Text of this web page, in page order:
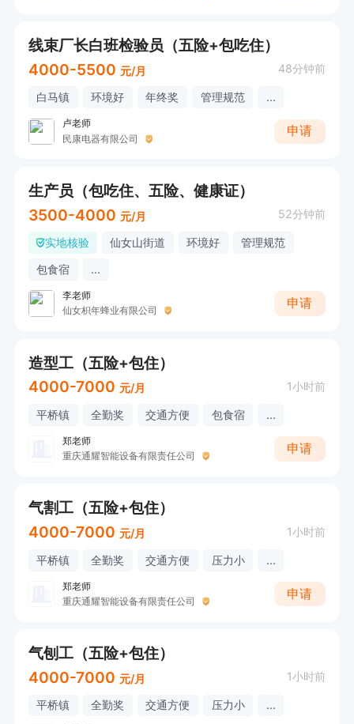
线束厂长白班检验员（五险+包吃住）
4000-5500 元/月 48分钟前
白马镇 环境好 年终奖 管理规范 ...
卢老师
民康电器有限公司
申请
生产员（包吃住、五险、健康证）
3500-4000 元/月 52分钟前
实地核验 仙女山街道 环境好
管理规范
包食宿
...
李老师
仙女枳年蜂业有限公司
申请
造型工（五险+包住）
4000-7000 元/月 1小时前
平桥镇 全勤奖 交通方便 包食宿 ...
郑老师
重庆通耀智能设备有限责任公司
申请
气割工（五险+包住）
4000-7000 元/月 1小时前
平桥镇 全勤奖 交通方便 压力小 ...
郑老师
重庆通耀智能设备有限责任公司
申请
气刨工（五险+包住）
4000-7000 元/月 1小时前
平桥镇 全勤奖 交通方便 压力小 ...